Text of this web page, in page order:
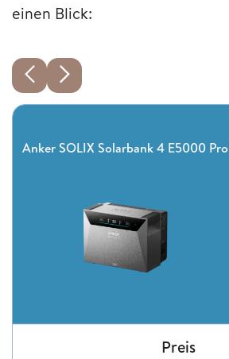
einen Blick:
Anker SOLIX Solarbank 4 E5000 Pro
Preis